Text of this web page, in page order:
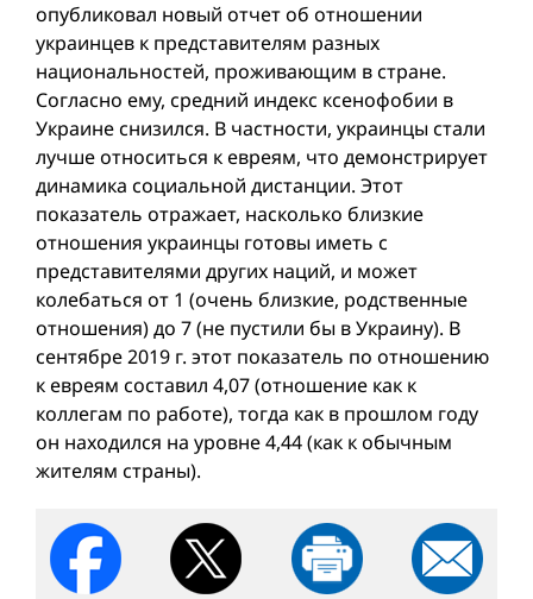
опубликовал новый отчет об отношении
украинцев к представителям разных
национальностей, проживающим в стране.
Согласно ему, средний индекс ксенофобии в
Украине снизился. В частности, украинцы стали
лучше относиться к евреям, что демонстрирует
динамика социальной дистанции. Этот
показатель отражает, насколько близкие
отношения украинцы готовы иметь с
представителями других наций, и может
колебаться от 1 (очень близкие, родственные
отношения) до 7 (не пустили бы в Украину). В
сентябре 2019 г. этот показатель по отношению
к евреям составил 4,07 (отношение как к
коллегам по работе), тогда как в прошлом году
он находился на уровне 4,44 (как к обычным
жителям страны).